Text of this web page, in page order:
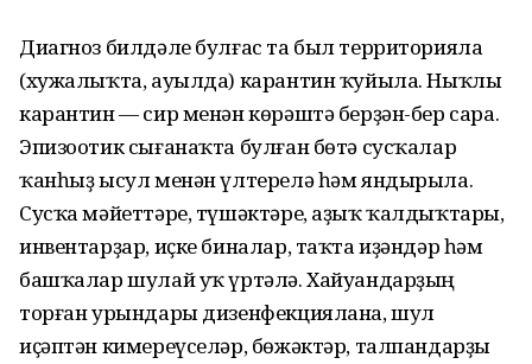
Диагноз билдәле булғас та был территорияла
(хужалыҡта, ауылда) карантин ҡуйыла. Ныҡлы
карантин — сир менән көрәштә берҙән-бер сара.
Эпизоотик сығанаҡта булған бөтә сусҡалар
ҡанһыҙ ысул менән үлтерелә һәм яндырыла.
Сусҡа мәйеттәре, түшәктәре, аҙыҡ ҡалдыҡтары,
инвентарҙар, иҫке биналар, таҡта иҙәндәр һәм
башҡалар шулай уҡ үртәлә. Хайуандарҙың
торған урындары дизенфекциялана, шул
иҫәптән кимереүселәр, бөжәктәр, талпандарҙы